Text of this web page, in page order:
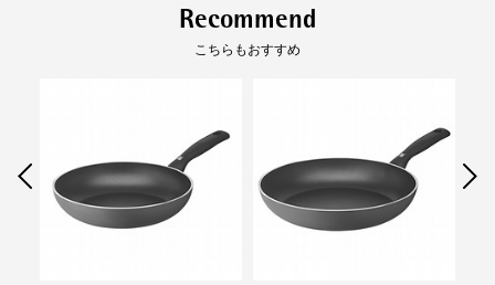
Recommend
こちらもおすすめ